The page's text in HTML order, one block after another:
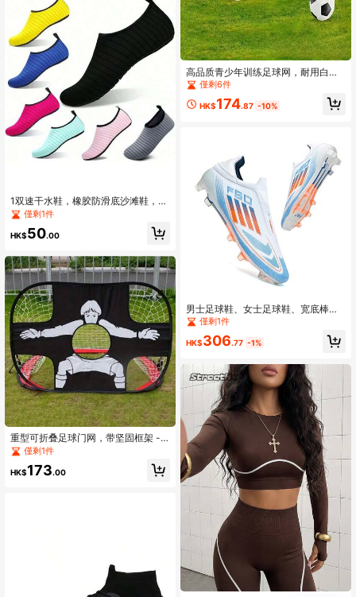
1双速干水鞋，橡胶防滑底沙滩鞋，软
底，适合浮潜、运动沙滩鞋、游泳、
划船、徒步。瑜伽鞋、地板鞋、冲浪
鞋 - 透气轻便，男女赤脚速干水上
板
僅剩1件
HK$50.00
重型可折叠足球门网，带坚固框架 -
便携式训练门，耐用尼龙足球靶，成
人足球门网，适用于室内/室外练习，
适合初学者和专业足球运动员的训练
僅剩1件
HK$173.00
高品质青少年训练足球网，耐用白色
足球网，带加固框架和坚固支撑，适
用于户外练习、训练和比赛，足球配
件，结构坚固
僅剩6件
HK$174.87 -10%
男士足球鞋、女士足球鞋、宽底棒球
鞋、人造草足球鞋、成人及青少年足
僅剩1件
HK$306.77 -1%